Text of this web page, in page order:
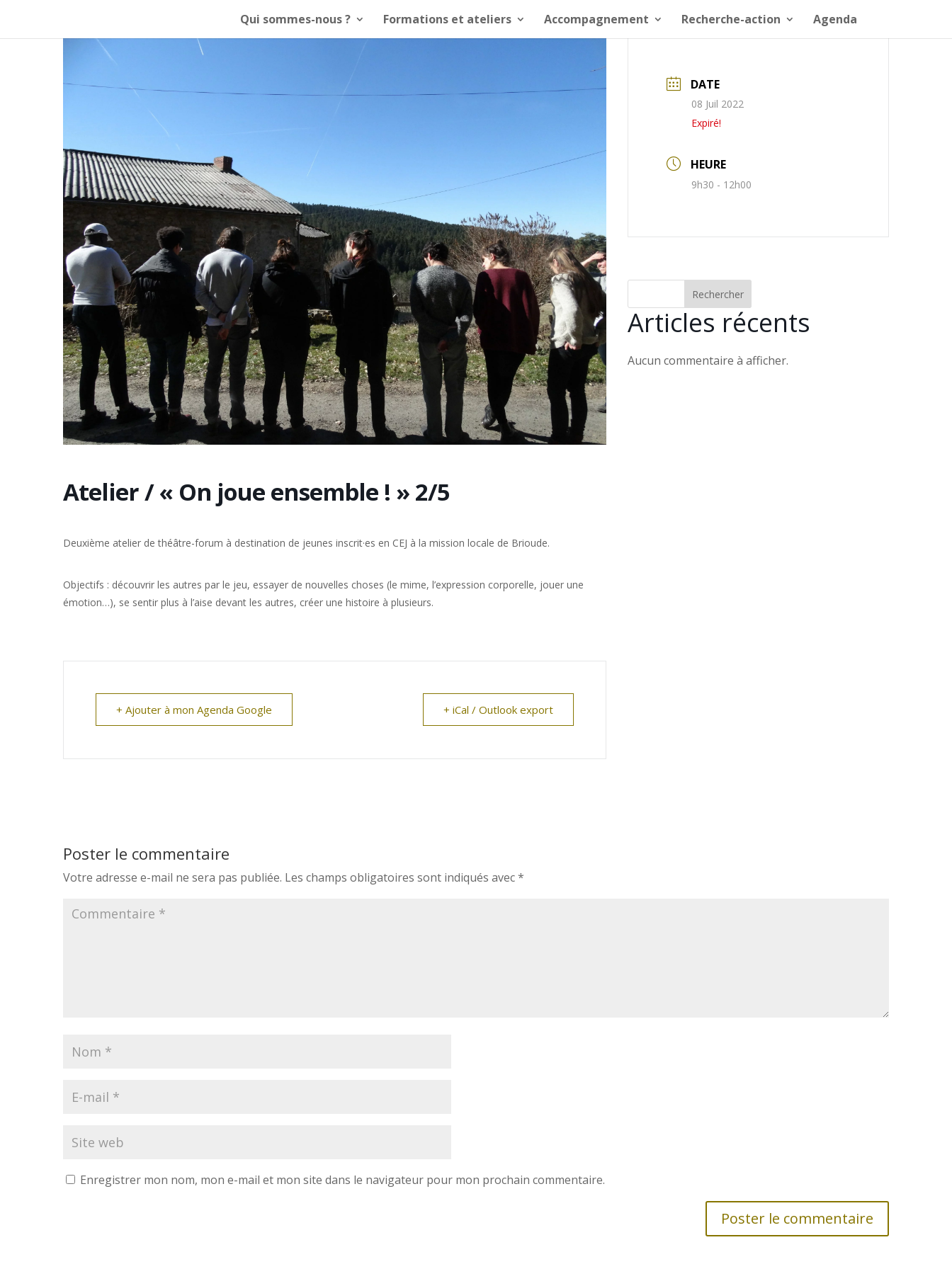
Qui sommes-nous ? Formations et ateliers Accompagnement Recherche-action Agenda
Atelier / « On joue ensemble ! » 2/5
Deuxième atelier de théâtre-forum à destination de jeunes inscrit·es en CEJ à la mission locale de Brioude.
Objectifs : découvrir les autres par le jeu, essayer de nouvelles choses (le mime, l’expression corporelle, jouer une
émotion…), se sentir plus à l’aise devant les autres, créer une histoire à plusieurs.
+ Ajouter à mon Agenda Google + iCal / Outlook export
DATE
08 Juil 2022
Expiré!
HEURE
9h30 - 12h00
Rechercher
Articles récents
Aucun commentaire à afficher.
Poster le commentaire
Votre adresse e-mail ne sera pas publiée. Les champs obligatoires sont indiqués avec*
Enregistrer mon nom, mon e-mail et mon site dans le navigateur pour mon prochain commentaire.